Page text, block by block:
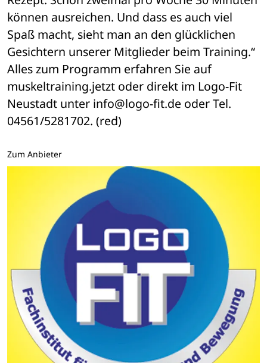
können ausreichen. Und dass es auch viel
Spaß macht, sieht man an den glücklichen
Gesichtern unserer Mitglieder beim Training.“
Alles zum Programm erfahren Sie auf
muskeltraining.jetzt oder direkt im Logo-Fit
Neustadt unter info@logo-fit.de oder Tel.
04561/5281702. (red)
Zum Anbieter